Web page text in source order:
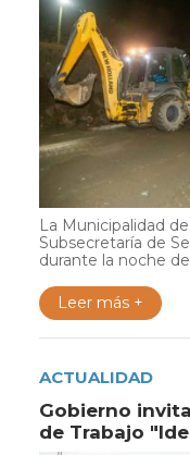
La Municipalidad
Subsecretaría de
durante la noche
Leer más +
ACTUALIDAD
Gobierno
de Trabajo